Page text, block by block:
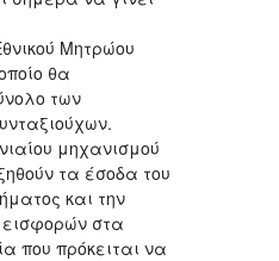
Μητρώου
θα
των
μηχανισμού
τα έσοδα του
και την
στα
που πρόκειται να